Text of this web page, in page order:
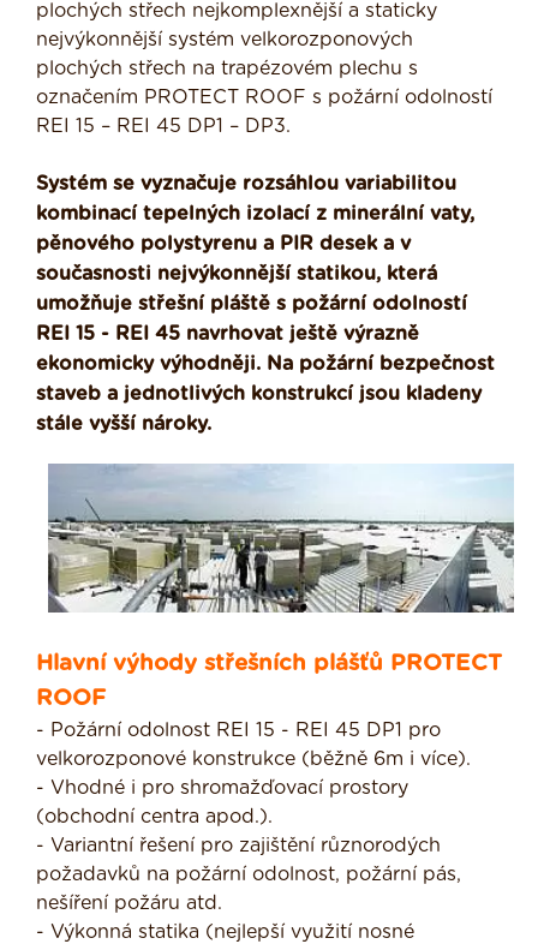
plochých střech nejkomplexnější a staticky
nejvýkonnější systém velkorozponových
plochých střech na trapézovém plechu s
označením PROTECT ROOF s požární odolností
REI 15 – REI 45 DP1 – DP3.
Systém se vyznačuje rozsáhlou variabilitou
kombinací tepelných izolací z minerální vaty,
pěnového polystyrenu a PIR desek a v
současnosti nejvýkonnější statikou, která
umožňuje střešní pláště s požární odolností
REI 15 - REI 45 navrhovat ještě výrazně
ekonomicky výhodněji. Na požární bezpečnost
staveb a jednotlivých konstrukcí jsou kladeny
stále vyšší nároky.
Hlavní výhody střešních plášťů PROTECT
ROOF
- Požární odolnost REI 15 - REI 45 DP1 pro
velkorozponové konstrukce (běžně 6m i více).
- Vhodné i pro shromažďovací prostory
(obchodní centra apod.).
- Variantní řešení pro zajištění různorodých
požadavků na požární odolnost, požární pás,
nešíření požáru atd.
- Výkonná statika (nejlepší využití nosné